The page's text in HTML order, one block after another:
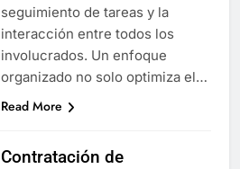
seguimiento de tareas y la
interacción entre todos los
involucrados. Un enfoque
organizado no solo optimiza el…
Read More
Contratación de